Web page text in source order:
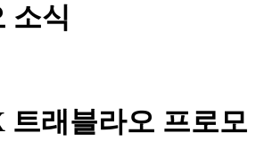
소식
트래블라오 프로모